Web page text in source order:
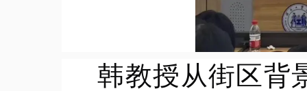
韩教授从街区背